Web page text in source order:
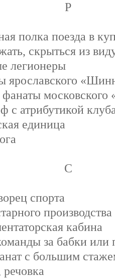
Р
полка поезда в
скрыться из
легионеры
ярославского
московского
с атрибутикой
единица
С
спорта
производства
кабина
за бабки или
с большим